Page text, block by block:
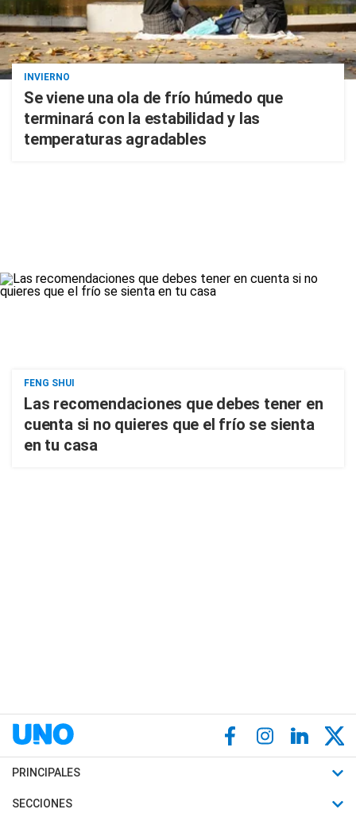
INVIERNO
Se viene una ola de frío húmedo que
terminará con la estabilidad y las
temperaturas agradables
FENG SHUI
Las recomendaciones que debes tener en
cuenta si no quieres que el frío se sienta
en tu casa
PRINCIPALES
Últimas Noticias
SECCIONES